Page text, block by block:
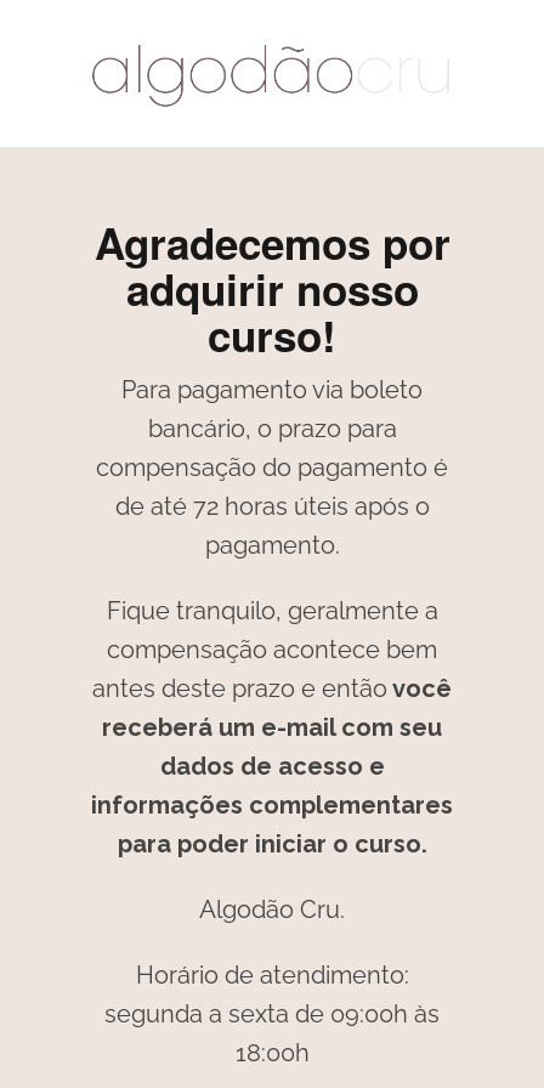
Agradecemos por
adquirir nosso
curso!
Para pagamento via boleto
bancário, o prazo para
compensação do pagamento é
de até 72 horas úteis após o
pagamento.
Fique tranquilo, geralmente a
compensação acontece bem
antes deste prazo e então você
receberá um e-mail com seu
dados de acesso e
informações complementares
para poder iniciar o curso.
Algodão Cru.
Horário de atendimento:
segunda a sexta de 09:00h às
18:00h